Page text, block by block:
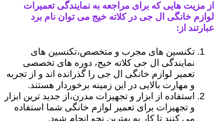
از مزیت هایی که برای مراجعه به نمایندگی تعمیرات
لوازم خانگی ال جی در کلاته خیج می توان نام برد
عبارتند از:
تکنسین های مجرب و متخصص،تکنسین های
نمایندگی ال جی کلاته خیج، دوره های تخصصی
تعمیر لوازم خانگی ال جی را گذرانده اند و از تجربه
و مهارت بالایی در این زمینه برخوردار هستند.
استفاده از ابزار و تجهیزات مدرن،از جدید ترین ابزار
و تجهیزات برای تعمیر لوازم خانگی شما استفاده
می کنند تا کار به بهترین نحو انجام شود.